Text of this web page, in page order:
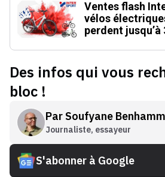
Ventes flash
vélos
perdent jusqu’à
Des infos qui vous
bloc !
Par Soufyane
Journaliste, essayeur
S'abonner à Google